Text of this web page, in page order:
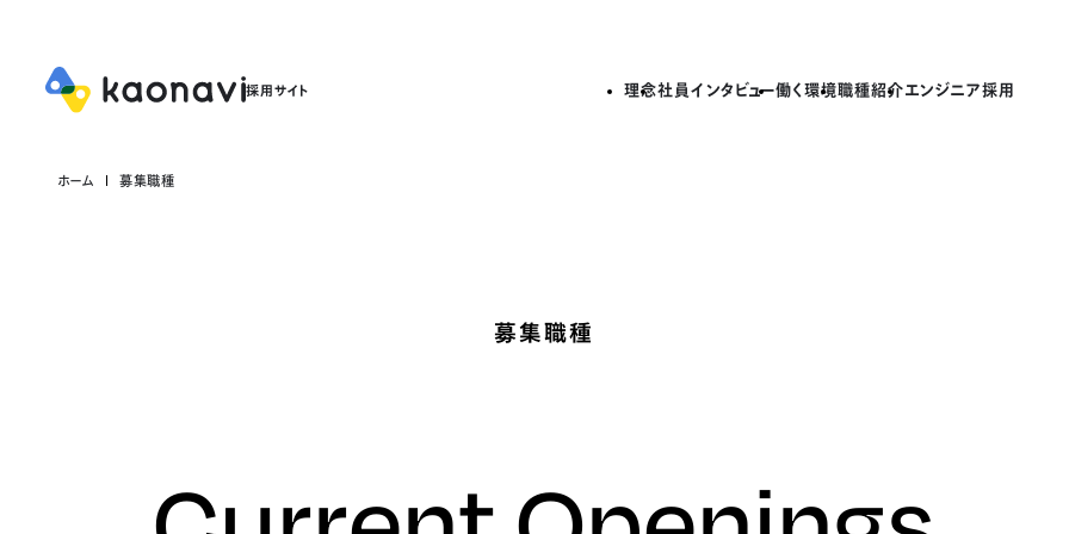
理念社員インタビュー働く環境職種紹介エンジニア採用
ホーム 募集職種
募集職種